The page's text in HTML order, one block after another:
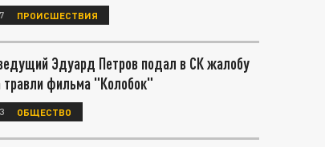
ПРОИСШЕСТВИЯ
Эдуард Петров подал в СК жалобу
травли фильма "Колобок"
ОБЩЕСТВО